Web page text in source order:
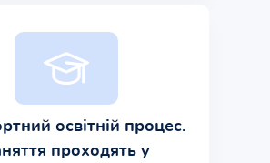
освітній процес.
проходять у